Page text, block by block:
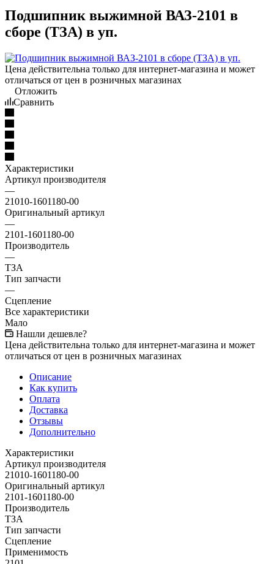
Подшипник выжимной ВАЗ-2101 в
сборе (ТЗА) в уп.
Цена действительна только для интернет-магазина и может
отличаться от цен в розничных магазинах
Отложить
Сравнить
Характеристики
Артикул производителя
—
21010-1601180-00
Оригинальный артикул
—
2101-1601180-00
Производитель
—
ТЗА
Тип запчасти
—
Сцепление
Все характеристики
Мало
Нашли дешевле?
Цена действительна только для интернет-магазина и может
отличаться от цен в розничных магазинах
Описание
Как купить
Оплата
Доставка
Отзывы
Дополнительно
Характеристики
Артикул производителя
21010-1601180-00
Оригинальный артикул
2101-1601180-00
Производитель
ТЗА
Тип запчасти
Сцепление
Применимость